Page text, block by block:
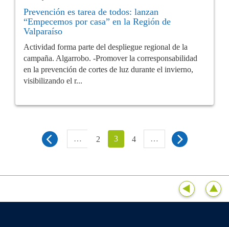
Prevención es tarea de todos: lanzan
“Empecemos por casa” en la Región de
Valparaíso
Actividad forma parte del despliegue regional de la
campaña. Algarrobo. -Promover la corresponsabilidad
en la prevención de cortes de luz durante el invierno,
visibilizando el r...
… 2 3 4 …